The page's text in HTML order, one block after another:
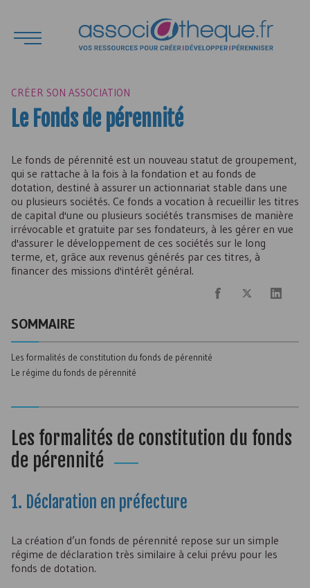
CRÉER SON ASSOCIATION
Le Fonds de pérennité
Le fonds de pérennité est un nouveau statut de groupement,
qui se rattache à la fois à la fondation et au fonds de
dotation, destiné à assurer un actionnariat stable dans une
ou plusieurs sociétés. Ce fonds a vocation à recueillir les titres
de capital d'une ou plusieurs sociétés transmises de manière
irrévocable et gratuite par ses fondateurs, à les gérer en vue
d'assurer le développement de ces sociétés sur le long
terme, et, grâce aux revenus générés par ces titres, à
financer des missions d'intérêt général.
SOMMAIRE
Les formalités de constitution du fonds de pérennité
Le régime du fonds de pérennité
Les formalités de constitution du fonds
de pérennité
1. Déclaration en préfecture
La création d’un fonds de pérennité repose sur un simple
régime de déclaration très similaire à celui prévu pour les
fonds de dotation.